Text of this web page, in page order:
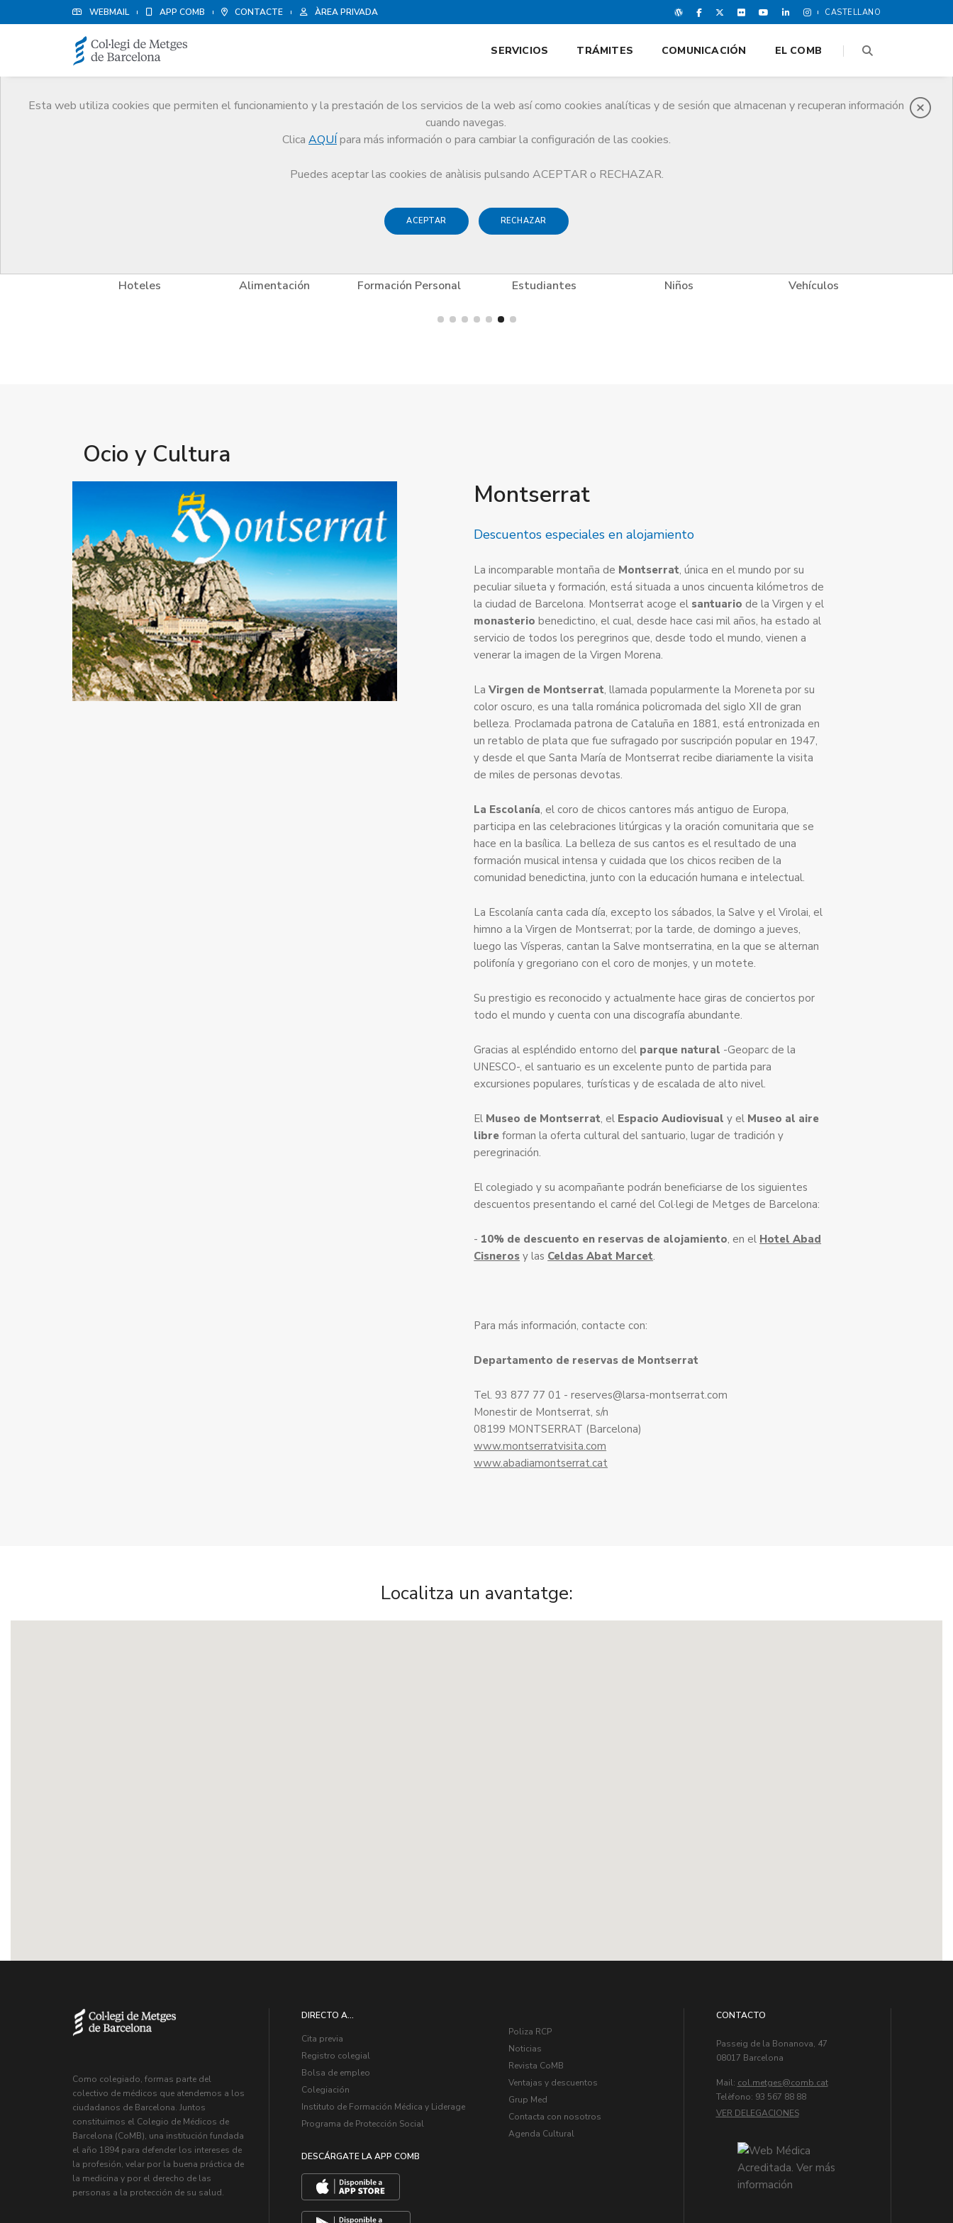
WEBMAIL APP COMB CONTACTE ÀREA PRIVADA CASTELLANO
Esta web utiliza cookies que permiten el funcionamiento y la prestación de los servicios de la web así como cookies analíticas y de sesión que almacenan y recuperan información
cuando navegas.
Clica AQUÍ para más información o para cambiar la configuración de las cookies.
Puedes aceptar las cookies de anàlisis pulsando ACEPTAR o RECHAZAR.
ACEPTAR RECHAZAR
SERVICIOS TRÁMITES COMUNICACIÓN EL COMB
Avantatges i descomptes Ocio y Cultura Montserrat
Alimentación Formación Personal Estudiantes Niños Vehículos Vivienda
Ocio y Cultura
Montserrat
Descuentos especiales en alojamiento
La incomparable montaña de Montserrat, única en el mundo por su
peculiar silueta y formación, está situada a unos cincuenta kilómetros de
la ciudad de Barcelona. Montserrat acoge el santuario de la Virgen y el
monasterio benedictino, el cual, desde hace casi mil años, ha estado al
servicio de todos los peregrinos que, desde todo el mundo, vienen a
venerar la imagen de la Virgen Morena.
LaVirgen de Montserrat, llamada popularmente la Moreneta por su
color oscuro, es una talla románica policromada del siglo XII de gran
belleza. Proclamada patrona de Cataluña en 1881, está entronizada en
un retablo de plata que fue sufragado por suscripción popular en 1947,
y desde el que Santa María de Montserrat recibe diariamente la visita
de miles de personas devotas.
La Escolanía, el coro de chicos cantores más antiguo de Europa,
participa en las celebraciones litúrgicas y la oración comunitaria que se
hace en la basílica. La belleza de sus cantos es el resultado de una
formación musical intensa y cuidada que los chicos reciben de la
comunidad benedictina, junto con la educación humana e intelectual.
La Escolanía canta cada día, excepto los sábados, la Salve y el Virolai, el
himno a la Virgen de Montserrat; por la tarde, de domingo a jueves,
luego las Vísperas, cantan la Salve montserratina, en la que se alternan
polifonía y gregoriano con el coro de monjes, y un motete.
Su prestigio es reconocido y actualmente hace giras de conciertos por
todo el mundo y cuenta con una discografía abundante.
Gracias al espléndido entorno del parque natural -Geoparc de la
UNESCO-, el santuario es un excelente punto de partida para
excursiones populares, turísticas y de escalada de alto nivel.
El Museo de Montserrat, el Espacio Audiovisual y el Museo al aire
libre forman la oferta cultural del santuario, lugar de tradición y
peregrinación.
El colegiado y su acompañante podrán beneficiarse de los siguientes
descuentos presentando el carné del Col·legi de Metges de Barcelona:
- 10% de descuento en reservas de alojamiento, en el Hotel Abad
Cisneros y las Celdas Abat Marcet.
Para más información, contacte con:
Departamento de reservas de Montserrat
Tel. 93 877 77 01 - reserves@larsa-montserrat.com
Monestir de Montserrat, s/n
08199 MONTSERRAT (Barcelona)
www.montserratvisita.com
www.abadiamontserrat.cat
Localitza un avantatge:
Como colegiado, formas parte del
colectivo de médicos que atendemos a los
ciudadanos de Barcelona. Juntos
constituimos el Colegio de Médicos de
Barcelona (CoMB), una institución fundada
el año 1894 para defender los intereses de
la profesión, velar por la buena práctica de
la medicina y por el derecho de las
personas a la protección de su salud.
DIRECTO A...
Cita previa
Registro colegial
Bolsa de empleo
Colegiación
Instituto de Formación Médica y Liderage
Programa de Protección Social
DESCÁRGATE LA APP COMB
Poliza RCP
Noticias
Revista CoMB
Ventajas y descuentos
Grup Med
Contacta con nosotros
Agenda Cultural
CONTACTO
Passeig de la Bonanova, 47
08017 Barcelona
Mail: col.metges
Telèfono: 93 567 88 88
VER DELEGACIONES